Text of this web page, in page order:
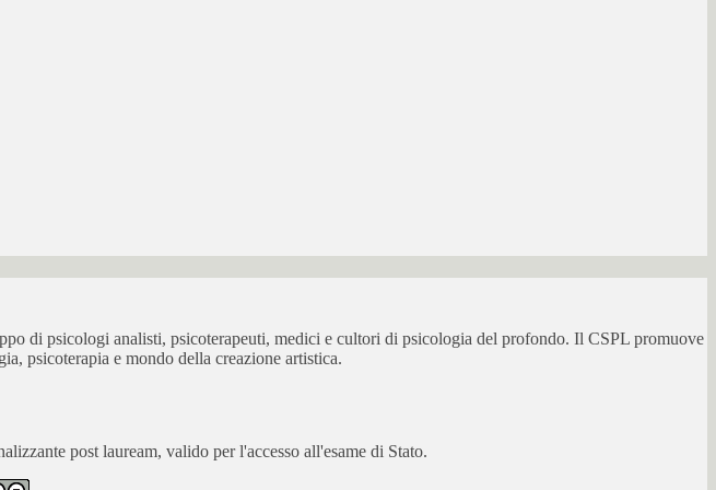
di psicologi analisti, psicoterapeuti, medici e cultori di psicologia del profondo. Il CSPL promuove
psicoterapia e mondo della creazione artistica.
post lauream, valido per l'accesso all'esame di Stato.